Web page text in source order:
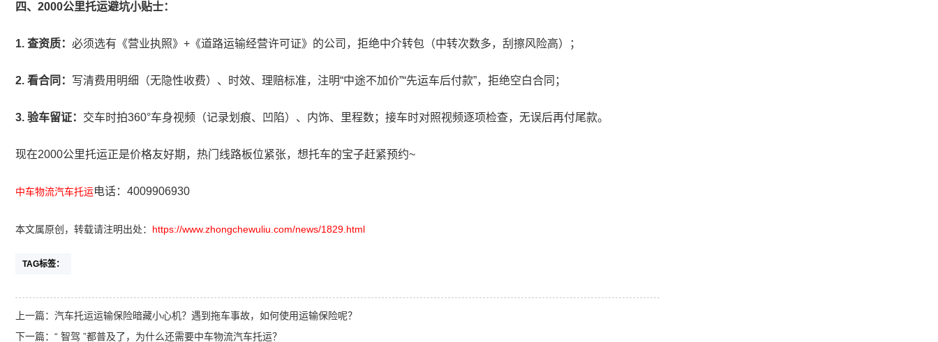
四、2000公里托运避坑小贴士：
1. 查资质： 必须选有《营业执照》+《道路运输经营许可证》的公司，拒绝中介转包（中转次数多，刮擦风险高）；
2. 看合同： 写清费用明细（无隐性收费）、时效、理赔标准，注明“中途不加价”“先运车后付款”，拒绝空白合同；
3. 验车留证： 交车时拍360°车身视频（记录划痕、凹陷）、内饰、里程数；接车时对照视频逐项检查，无误后再付尾款。
现在2000公里托运正是价格友好期，热门线路板位紧张，想托车的宝子赶紧预约~
中车物流汽车托运电话：4009906930
本文属原创，转载请注明出处： https://www.zhongchewuliu.com/news/1829.html
TAG标签：
上一篇： 汽车托运运输保险暗藏小心机？遇到拖车事故，如何使用运输保险呢？
下一篇： “ 智驾 ”都普及了，为什么还需要中车物流汽车托运？